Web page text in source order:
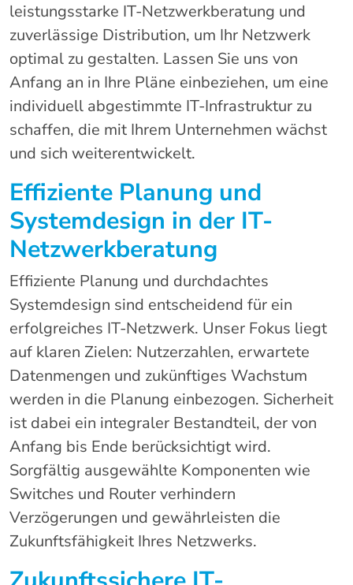
leistungsstarke IT-Netzwerkberatung und
zuverlässige Distribution, um Ihr Netzwerk
optimal zu gestalten. Lassen Sie uns von
Anfang an in Ihre Pläne einbeziehen, um eine
individuell abgestimmte IT-Infrastruktur zu
schaffen, die mit Ihrem Unternehmen wächst
und sich weiterentwickelt.
Effiziente Planung und
Systemdesign in der IT-
Netzwerkberatung
Effiziente Planung und durchdachtes
Systemdesign sind entscheidend für ein
erfolgreiches IT-Netzwerk. Unser Fokus liegt
auf klaren Zielen: Nutzerzahlen, erwartete
Datenmengen und zukünftiges Wachstum
werden in die Planung einbezogen. Sicherheit
ist dabei ein integraler Bestandteil, der von
Anfang bis Ende berücksichtigt wird.
Sorgfältig ausgewählte Komponenten wie
Switches und Router verhindern
Verzögerungen und gewährleisten die
Zukunftsfähigkeit Ihres Netzwerks.